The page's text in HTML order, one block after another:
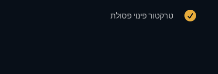
 טרקטור פינוי פסולת